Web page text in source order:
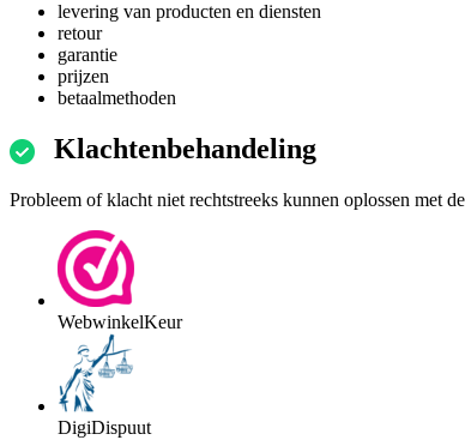
levering van producten en diensten
retour
garantie
prijzen
betaalmethoden
Klachtenbehandeling
Probleem of klacht niet rechtstreeks kunnen oplossen met
WebwinkelKeur
DigiDispuut